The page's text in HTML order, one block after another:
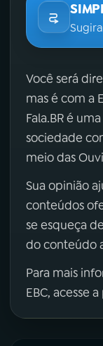
Você será
mas é com a
Fala.BR é
sociedade
meio das
Sua opinião
conteúdos
se esqueça
do conteúdo
Para mais
EBC, acesse